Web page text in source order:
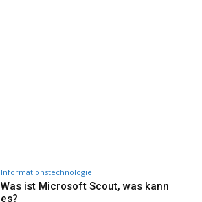
Informationstechnologie
Was ist Microsoft Scout, was kann
es?